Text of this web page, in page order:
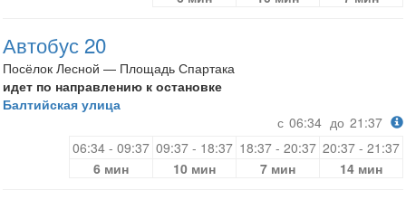
Автобус 20
Посёлок Лесной — Площадь Спартака
идет по направлению к остановке
Балтийская улица
с 06:34 до 21:37
06:34 - 09:37 09:37 - 18:37 18:37 - 20:37 20:37 - 21:37
6 мин
10 мин 7 мин 14 мин